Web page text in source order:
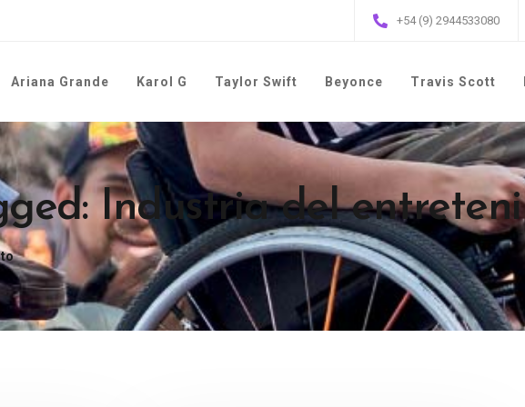
+54 (9) 2944533080
Ariana Grande Karol G Taylor Swift Beyonce Travis Scott
Industria del